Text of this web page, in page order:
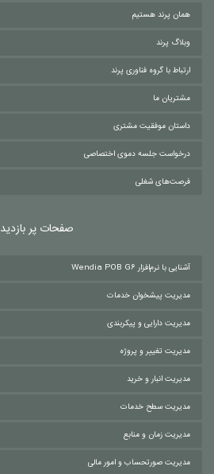
همان پرند هستیم
وبلاگ پرند
ارتباط با گروه فناوری پرند
مشتریان ما
داستان موفقیت مشتری
درخواست جلسه دموی اختصاصی
فرصت‌های شغلی
صفحات پر بازدید
آشنایی با نرم‌افزار Wendia POB G6
مدیریت پیشخوان خدمات
مدیریت دارایی و پیکربندی
مدیریت تغییر و پروژه
مدیریت انبار و خرید
مدیریت سطح خدمات
مدیریت زمان و منابع
مدیریت صورتحساب و امور مالی